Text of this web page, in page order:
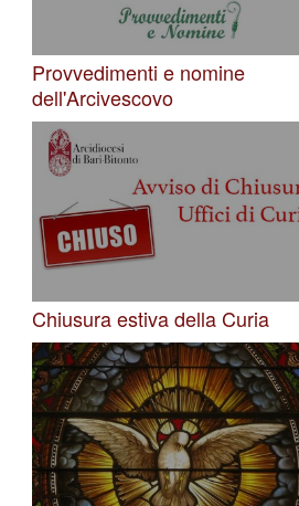
Provvedimenti e nomine
dell'Arcivescovo
Chiusura estiva della Curia